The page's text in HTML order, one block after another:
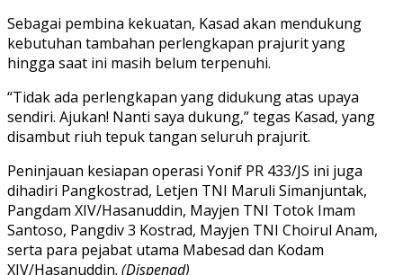
Sebagai pembina kekuatan, Kasad akan mendukung
kebutuhan tambahan perlengkapan prajurit yang
hingga saat ini masih belum terpenuhi.
“Tidak ada perlengkapan yang didukung atas upaya
sendiri. Ajukan! Nanti saya dukung,” tegas Kasad, yang
disambut riuh tepuk tangan seluruh prajurit.
Peninjauan kesiapan operasi Yonif PR 433/JS ini juga
dihadiri Pangkostrad, Letjen TNI Maruli Simanjuntak,
Pangdam XIV/Hasanuddin, Mayjen TNI Totok Imam
Santoso, Pangdiv 3 Kostrad, Mayjen TNI Choirul Anam,
serta para pejabat utama Mabesad dan Kodam
XIV/Hasanuddin. (Dispenad)